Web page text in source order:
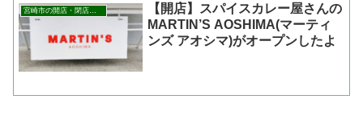
【開店】スパイスカレー屋さんの
MARTIN’S AOSHIMA(マーティ
ンズ アオシマ)がオープンしたよ